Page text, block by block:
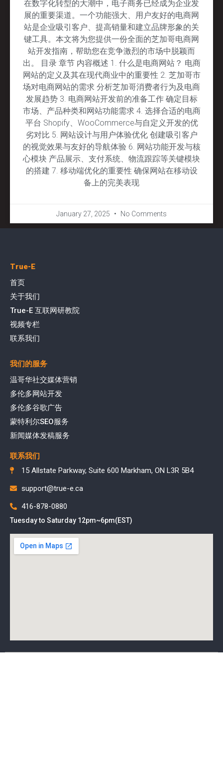
在数字化转型的大潮中，电子商务已经成为企业发
展的重要渠道。一个功能强大、用户友好的电商网
站是企业吸引客户、提高销量和建立品牌形象的关
键工具。本文将为您提供一份全面的芝加哥电商网
站开发指南，帮助您在竞争激烈的市场中脱颖而
出。 目录 章节 内容概述 1. 什么是电商网站？ 电商
网站的定义及其在现代商业中的重要性 2. 芝加哥市
场对电商网站的需求 分析芝加哥消费者行为及电商
发展趋势 3. 电商网站开发前的准备工作 确定目标
市场、产品种类和网站功能需求 4. 选择合适的电商
平台 Shopify、WooCommerce与自定义开发的优
劣对比 5. 网站设计与用户体验优化 创建吸引客户
的视觉效果与友好的导航体验 6. 网站功能开发与核
心模块 产品展示、支付系统、物流跟踪等关键模块
的搭建 7. 移动端优化的重要性 确保网站在移动设
备上的完美表现
January 27, 2025 No Comments
True-E
首页
关于我们
True-E 互联网研教院
视频专栏
联系我们
我们的服务
温哥华社交媒体营销
多伦多网站开发
多伦多谷歌广告
蒙特利尔SEO服务
新闻媒体发稿服务
联系我们
15 Allstate Parkway, Suite 600 Markham, ON L3R 5B4
support@true-e.ca
416-878-0880
Tuesday to Saturday 12pm~6pm(EST)